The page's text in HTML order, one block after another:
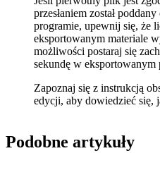
przesłaniem został
programie, upewnij się, że
eksportowanym materiale
możliwości postaraj się
sekundę w
Zapoznaj się z instrukcją
edycji, aby dowiedzieć się,
Podobne artykuły